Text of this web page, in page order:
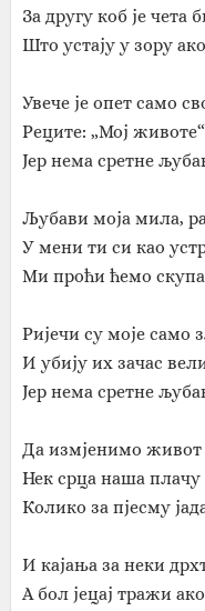
За другу коб је чета
Што устају у зору
Увече је опет само
Реците: „Мој
Јер нема сретне
Љубави моја мила,
У мени ти си као
Ми проћи ћемо
Ријечи су моје само
И убију их зачас
Јер нема сретне
Да измјенимо
Нек срца наша плачу
Колико за пјесму
И кајања за неки
А бол јецај тражи